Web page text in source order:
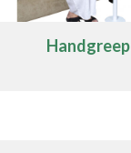
Handgreep